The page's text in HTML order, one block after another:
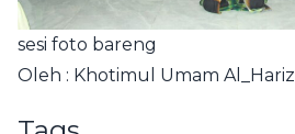
sesi foto bareng
Oleh : Khotimul Umam Al_Hariz